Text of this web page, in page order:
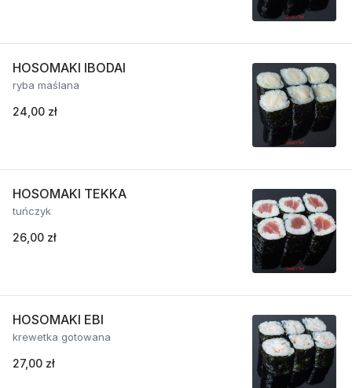
HOSOMAKI IBODAI
ryba maślana
24,00 zł
HOSOMAKI TEKKA
tuńczyk
26,00 zł
HOSOMAKI EBI
krewetka gotowana
27,00 zł